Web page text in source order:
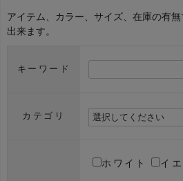
アイテム、カラー、サイズ、在庫の有
出来ます。
キーワード
カテゴリ
ホワイト イ